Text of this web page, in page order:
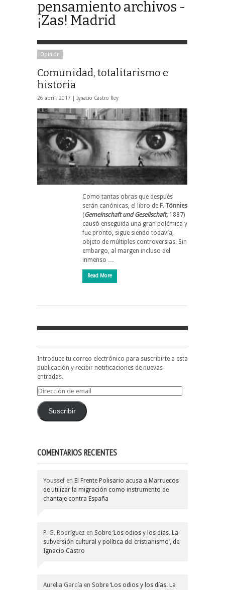
pensamiento archivos -
¡Zas! Madrid
Opinión
Comunidad, totalitarismo e
historia
26 abril, 2017 | Ignacio Castro Rey
Como tantas obras que después
serán canónicas, el libro de F. Tönnies
(Gemeinschaft und Gesellschaft, 1887)
causó enseguida una gran polémica y
fue pronto, sigue siendo todavía,
objeto de múltiples controversias. Sin
embargo, al margen incluso del
inmenso …
Read More
Introduce tu correo electrónico para suscribirte a esta
publicación y recibir notificaciones de nuevas
entradas.
Dirección
emailSuscribir
COMENTARIOS RECIENTES
Youssef en El Frente Polisario acusa a Marruecos
de utilizar la migración como instrumento de
chantaje contra España
P. G. Rodríguez en Sobre ‘Los odios y los días. La
subversión cultural y política del cristianismo’, de
Ignacio Castro
Aurelia García en Sobre ‘Los odios y los días. La